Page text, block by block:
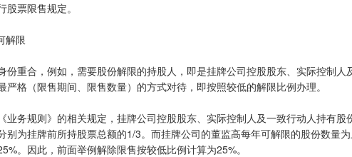
票限售规定。
解限
份重合，例如，需要股份解限的持股人，即是挂牌公司控股股东、实际控制人
严格（限售期间、限售数量）的方式对待，即按照较低的解限比例办理。
业务规则》的相关规定，挂牌公司控股股东、实际控制人及一致行动人持有股
别为挂牌前所持股票总额的1/3。而挂牌公司的董监高每年可解限的股份数量
。因此，前面举例解除限售按较低比例计算为25%。